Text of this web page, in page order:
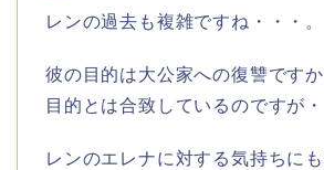
レンの過去も複雑ですね・・・。
彼の目的は大公家への復讐です
目的とは合致しているのですが・
レンのエレナに対する気持ちに